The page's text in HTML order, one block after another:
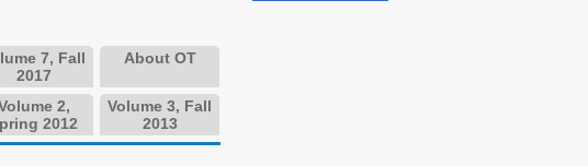
About OT
7, Fall
2017
Volume 3, Fall
2013
2,
2012